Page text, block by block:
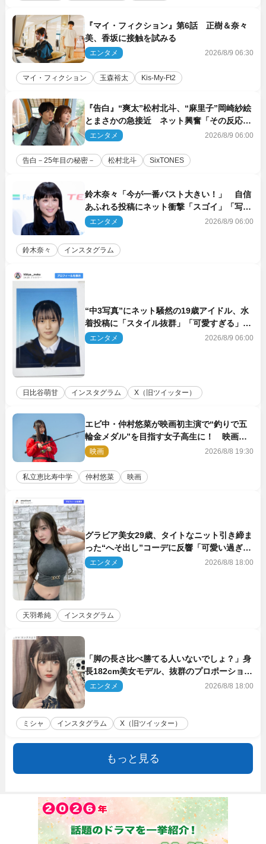
『マイ・フィクション』第6話 正樹＆奈々
美、香坂に接触を試みる
エンタメ 2026/8/9 06:30
マイ・フィクション 玉森裕太 Kis‐My‐Ft2
『告白』“爽太”松村北斗、“麻里子”岡崎紗絵
とまさかの急接近 ネット興奮「その反応
は」「いいの!?」（ネタバレあり）
エンタメ 2026/8/9 06:00
告白－25年目の秘密－ 松村北斗 SixTONES
鈴木奈々「今が一番バスト大きい！」 自信
あふれる投稿にネット衝撃「スゴイ」「写真
集を出して欲しい」
エンタメ 2026/8/9 06:00
鈴木奈々 インスタグラム
“中3写真”にネット騒然の19歳アイドル、水
着投稿に「スタイル抜群」「可愛すぎる」と
絶賛の声
エンタメ 2026/8/9 06:00
日比谷萌甘 インスタグラム X（旧ツイッター）
エビ中・仲村悠菜が映画初主演で“釣りで五
輪金メダル”を目指す女子高生に！ 映画
『つりこまち』今秋公開
映画 2026/8/8 19:30
私立恵比寿中学 仲村悠菜 映画
グラビア美女29歳、タイトなニット引き締ま
った“へそ出し”コーデに反響「可愛い過ぎ
る」
エンタメ 2026/8/8 18:00
天羽希純 インスタグラム
「脚の長さ比べ勝てる人いないでしょ？」身
長182cm美女モデル、抜群のプロポーション
にネット衝撃
エンタメ 2026/8/8 18:00
ミシャ インスタグラム X（旧ツイッター）
もっと見る